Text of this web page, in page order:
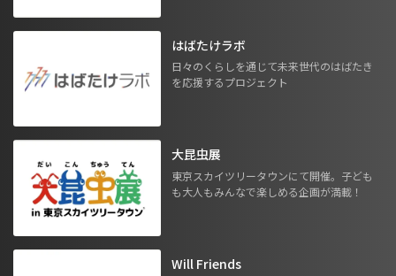
はばたけラボ
日々のくらしを通じて未来世代のはばたき
を応援するプロジェクト
大昆虫展
東京スカイツリータウンにて開催。子ども
も大人もみんなで楽しめる企画が満載！
Will Friends